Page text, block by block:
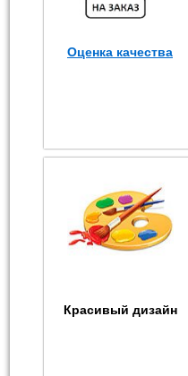
Оценка качества
Красивый дизайн